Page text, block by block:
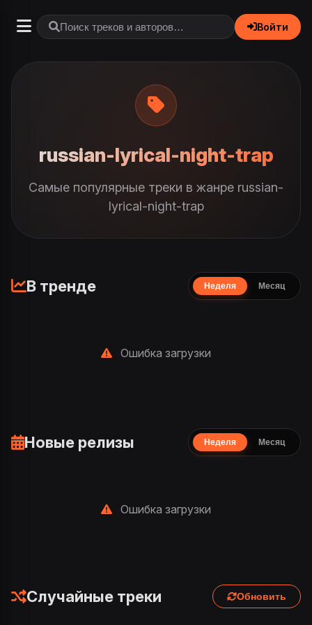
Войти
russian-lyrical-night-trap
Самые популярные треки в жанре russian-
lyrical-night-trap
В тренде Неделя Месяц
Ошибка загрузки
Новые релизы Неделя Месяц
Ошибка загрузки
Случайные треки Обновить